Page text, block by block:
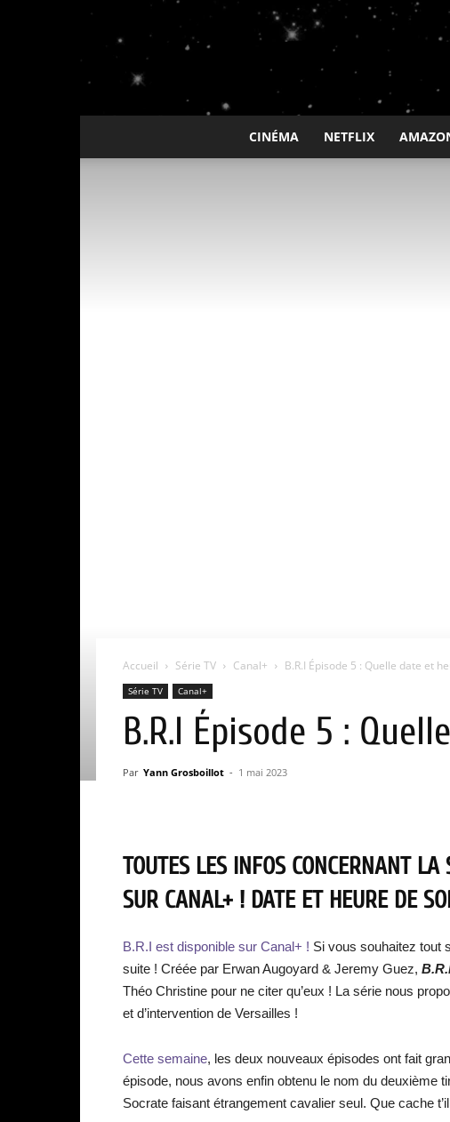
CINÉMA NETFLIX
Accueil Série TV Canal+ B.R.I Épisode 5 : Quelle date et
Série TV Canal+
B.R.I Épisode 5 :
Par Yann Grosboillot - 1 mai 2023
TOUTES LES INFOS CONCERNANT LA
SUR CANAL+ ! DATE ET HEURE DE
B.R.I est disponible sur Canal+ ! Si vous souhaitez tout
suite ! Créée par Erwan Augoyard & Jeremy Guez,
Théo Christine pour ne citer qu’eux ! La série nous
et d’intervention de Versailles !
Cette semaine, les deux nouveaux épisodes ont fait
épisode, nous avons enfin obtenu le nom du deuxième
Socrate faisant étrangement cavalier seul. Que cache